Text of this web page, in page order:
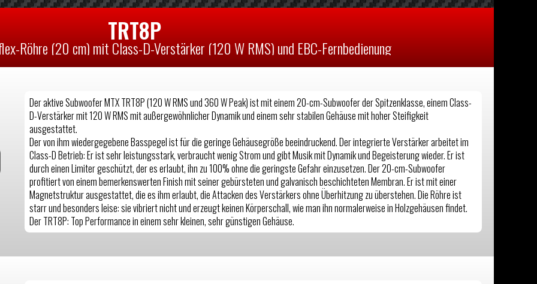
TRT8P
Röhre (20 cm) mit Class-D-Verstärker (120 W RMS) und EBC-Fernbedienung
Der aktive Subwoofer MTX TRT8P (120 W RMS und 360 W Peak) ist mit einem 20-cm-Subwoofer der Spitzenklasse, einem Class-
D-Verstärker mit 120 W RMS mit außergewöhnlicher Dynamik und einem sehr stabilen Gehäuse mit hoher Steifigkeit
ausgestattet.
Der von ihm wiedergegebene Basspegel ist für die geringe Gehäusegröße beeindruckend. Der integrierte Verstärker arbeitet im
Class-D Betrieb: Er ist sehr leistungsstark, verbraucht wenig Strom und gibt Musik mit Dynamik und Begeisterung wieder. Er ist
durch einen Limiter geschützt, der es erlaubt, ihn zu 100% ohne die geringste Gefahr einzusetzen. Der 20-cm-Subwoofer
profitiert von einem bemerkenswerten Finish mit seiner gebürsteten und galvanisch beschichteten Membran. Er ist mit einer
Magnetstruktur ausgestattet, die es ihm erlaubt, die Attacken des Verstärkers ohne Überhitzung zu überstehen. Die Röhre ist
starr und besonders leise: sie vibriert nicht und erzeugt keinen Körperschall, wie man ihn normalerweise in Holzgehäusen findet.
Der TRT8P: Top Performance in einem sehr kleinen, sehr günstigen Gehäuse.